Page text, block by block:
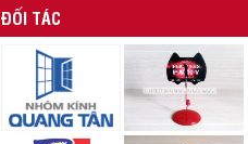
Xưởng sản xuất hanger túi nhựa pvc quảng
cáo sản phẩm
ĐỐI TÁC